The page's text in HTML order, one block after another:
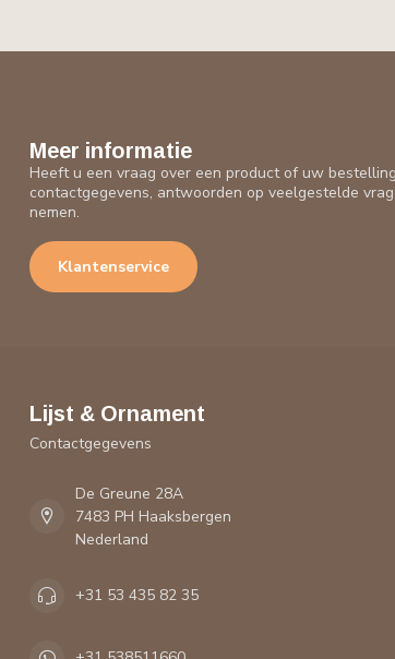
Meer informatie
Heeft u een vraag over een product of uw
contactgegevens, antwoorden op veelgestelde
nemen.
Klantenservice
Lijst & Ornament
Contactgegevens
De Greune 28A
7483 PH Haaksbergen
Nederland
+31 53 435 82 35